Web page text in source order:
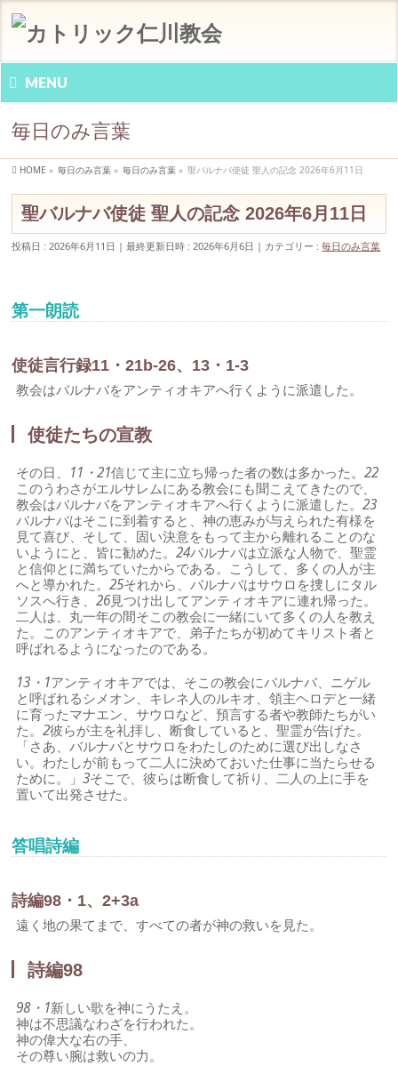
MENU
毎日のみ言葉
HOME » 毎日のみ言葉 » 毎日のみ言葉 » 聖バルナバ使徒 聖人の記念 2026年6月11日
聖バルナバ使徒 聖人の記念 2026年6月11日
投稿日 : 2026年6月11日 最終更新日時 : 2026年6月6日 カテゴリー :毎日のみ言葉
第一朗読
使徒言行録11・21b-26、13・1-3
教会はバルナバをアンティオキアへ行くように派遣した。
使徒たちの宣教
その日、 11・21信じて主に立ち帰った者の数は多かった。22
このうわさがエルサレムにある教会にも聞こえてきたので、
教会はバルナバをアンティオキアへ行くように派遣した。23
バルナバはそこに到着すると、神の恵みが与えられた有様を
見て喜び、そして、固い決意をもって主から離れることのな
いようにと、皆に勧めた。24バルナバは立派な人物で、聖霊
と信仰とに満ちていたからである。こうして、多くの人が主
へと導かれた。25それから、バルナバはサウロを捜しにタル
ソスへ行き、26見つけ出してアンティオキアに連れ帰った。
二人は、丸一年の間そこの教会に一緒にいて多くの人を教え
た。このアンティオキアで、弟子たちが初めてキリスト者と
呼ばれるようになったのである。
13・1アンティオキアでは、そこの教会にバルナバ、ニゲル
と呼ばれるシメオン、キレネ人のルキオ、領主ヘロデと一緒
に育ったマナエン、サウロなど、預言する者や教師たちがい
た。2彼らが主を礼拝し、断食していると、聖霊が告げた。
「さあ、バルナバとサウロをわたしのために選び出しなさ
い。わたしが前もって二人に決めておいた仕事に当たらせる
ために。」3そこで、彼らは断食して祈り、二人の上に手を
置いて出発させた。
答唱詩編
詩編98・1、2+3a
遠く地の果てまで、すべての者が神の救いを見た。
詩編98
98・1新しい歌を神にうたえ。
神は不思議なわざを行われた。
神の偉大な右の手、
その尊い腕は救いの力。